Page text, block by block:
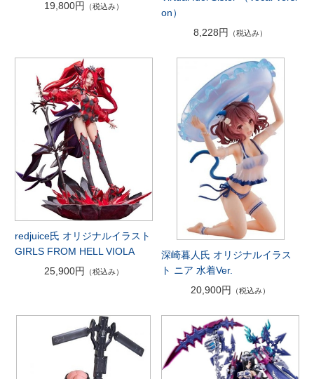
19,800円 （税込み）
on）
8,228円
（税込み）
redjuice氏 オリジナルイラスト
GIRLS FROM HELL VIOLA
25,900円
（税込み）
深崎暮人氏 オリジナルイラス
ト ニア 水着Ver.
20,900円
（税込み）